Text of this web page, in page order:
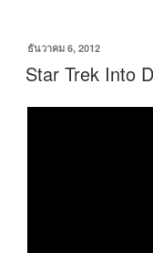
เขียน
ที่
ธันวาคม 6, 2012
Star Trek Into